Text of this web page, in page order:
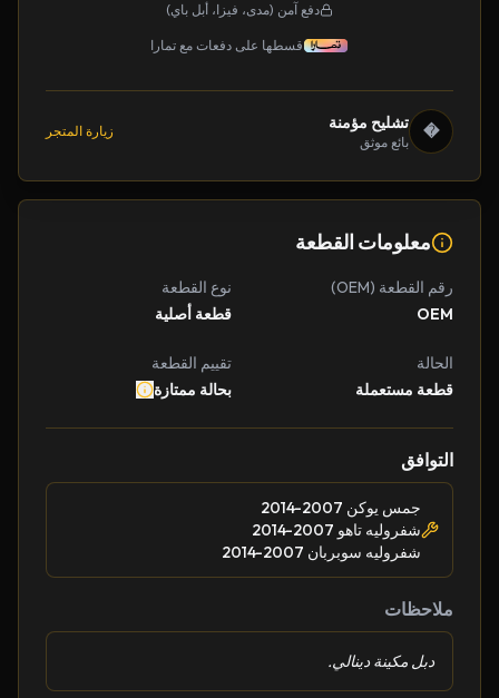
دفع آمن (مدى، فيزا، أبل باي)
قسطها على دفعات مع تمارا
� تشليح مؤمنة
بائع موثق
زيارة المتجر
معلومات القطعة
رقم القطعة (OEM)
OEM
نوع القطعة
قطعة أصلية
الحالة
قطعة مستعملة
تقييم القطعة
بحالة ممتازة
التوافق
جمس يوكن 2007-2014
شفروليه تاهو 2007-2014
شفروليه سوبربان 2007-2014
ملاحظات
دبل مكينة دينالي.